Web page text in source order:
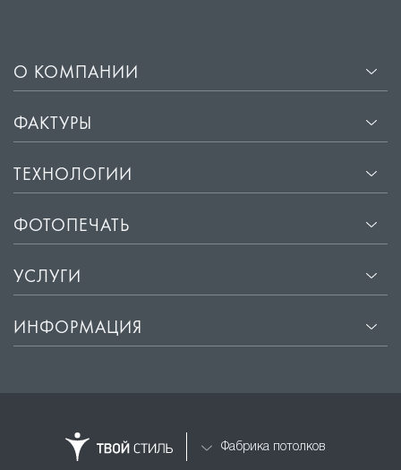
О КОМПАНИИ
ФАКТУРЫ
ТЕХНОЛОГИИ
ФОТОПЕЧАТЬ
УСЛУГИ
ИНФОРМАЦИЯ
Фабрика потолков